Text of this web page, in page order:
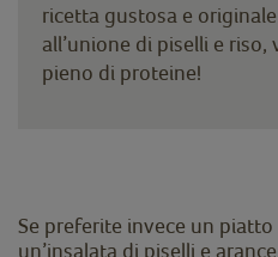
ricetta gustosa e
all’unione di piselli e
pieno di proteine!
Se preferite invece un
un’insalata di piselli e